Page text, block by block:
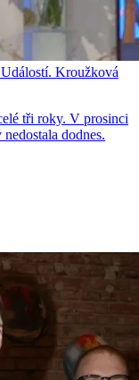
Kroužková
tři roky. V prosinci
dodnes.